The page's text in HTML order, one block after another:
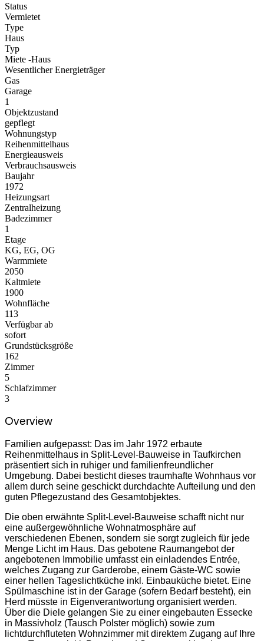
Status
Vermietet
Type
Haus
Typ
Miete -Haus
Wesentlicher Energieträger
Gas
Garage
1
Objektzustand
gepflegt
Wohnungstyp
Reihenmittelhaus
Energieausweis
Verbrauchsausweis
Baujahr
1972
Heizungsart
Zentralheizung
Badezimmer
1
Etage
KG, EG, OG
Warmmiete
2050
Kaltmiete
1900
Wohnfläche
113
Verfügbar ab
sofort
Grundstücksgröße
162
Zimmer
5
Schlafzimmer
3
Overview
Familien aufgepasst: Das im Jahr 1972 erbaute
Reihenmittelhaus in Split-Level-Bauweise in Taufkirchen
präsentiert sich in ruhiger und familienfreundlicher
Umgebung. Dabei besticht dieses traumhafte Wohnhaus vor
allem durch seine geschickt durchdachte Aufteilung und den
guten Pflegezustand des Gesamtobjektes.
Die oben erwähnte Split-Level-Bauweise schafft nicht nur
eine außergewöhnliche Wohnatmosphäre auf
verschiedenen Ebenen, sondern sie sorgt zugleich für jede
Menge Licht im Haus. Das gebotene Raumangebot der
angebotenen Immobilie umfasst ein einladendes Entrée,
welches Zugang zur Garderobe, einem Gäste-WC sowie
einer hellen Tageslichtküche inkl. Einbauküche bietet. Eine
Spülmaschine ist in der Garage (sofern Bedarf besteht), ein
Herd müsste in Eigenverantwortung organisiert werden.
Über die Diele gelangen Sie zu einer eingebauten Essecke
in Massivholz (Tausch Polster möglich) sowie zum
lichtdurchfluteten Wohnzimmer mit direktem Zugang auf Ihre